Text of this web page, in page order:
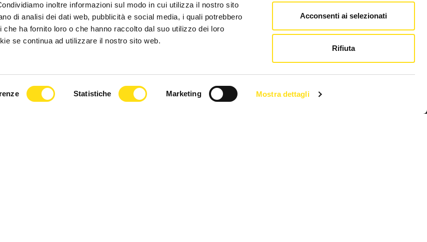
inoltre informazioni sul modo in cui utilizza il nostro sito
di analisi dei dati web, pubblicità e social media, i quali potrebbero
ha fornito loro o che hanno raccolto dal suo utilizzo dei loro
se continua ad utilizzare il nostro sito web.
Statistiche Marketing Mostra dettagli
Acconsenti ai selezionati
Rifiuta